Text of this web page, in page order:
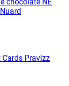
Nuard
Pravizz